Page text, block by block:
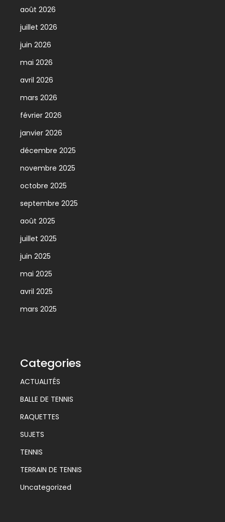
août 2026
juillet 2026
juin 2026
mai 2026
avril 2026
mars 2026
février 2026
janvier 2026
décembre 2025
novembre 2025
octobre 2025
septembre 2025
août 2025
juillet 2025
juin 2025
mai 2025
avril 2025
mars 2025
Categories
ACTUALITÉS
BALLE DE TENNIS
RAQUETTES
SUJETS
TENNIS
TERRAIN DE TENNIS
Uncategorized